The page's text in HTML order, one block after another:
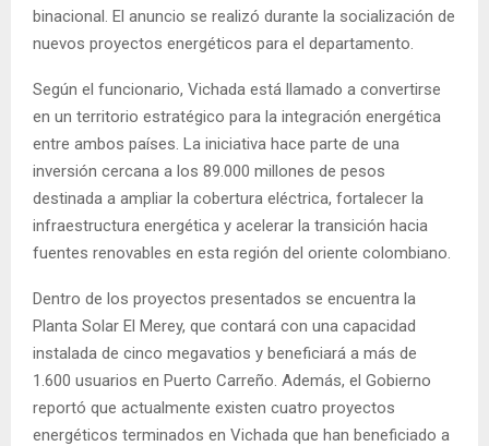
binacional. El anuncio se realizó durante la socialización de
nuevos proyectos energéticos para el departamento.
Según el funcionario, Vichada está llamado a convertirse
en un territorio estratégico para la integración energética
entre ambos países. La iniciativa hace parte de una
inversión cercana a los 89.000 millones de pesos
destinada a ampliar la cobertura eléctrica, fortalecer la
infraestructura energética y acelerar la transición hacia
fuentes renovables en esta región del oriente colombiano.
Dentro de los proyectos presentados se encuentra la
Planta Solar El Merey, que contará con una capacidad
instalada de cinco megavatios y beneficiará a más de
1.600 usuarios en Puerto Carreño. Además, el Gobierno
reportó que actualmente existen cuatro proyectos
energéticos terminados en Vichada que han beneficiado a